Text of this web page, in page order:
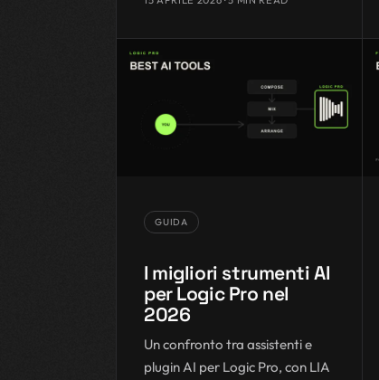
GUIDA
I migliori strumenti AI
per Logic Pro nel
2026
Un confronto tra assistenti e
plugin AI per Logic Pro, con LIA